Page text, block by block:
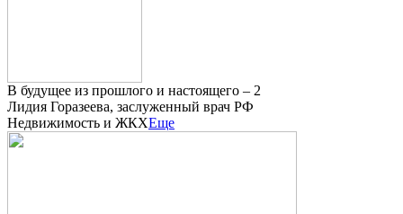
В будущее из прошлого и настоящего – 2
Лидия Горазеева, заслуженный врач РФ
Недвижимость и ЖКХЕще